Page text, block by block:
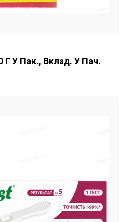
Г У Пак., Вклад. У Пач.